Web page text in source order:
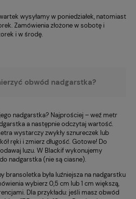
wysyłamy w poniedziałek, natomiast
Zamówienia złożone w sobotę i
i w środę.
obwód nadgarstka?
nadgarstka? Najprościej – weź metr
a następnie odczytaj wartość.
wystarczy zwykły sznureczek lub
ręki i zmierz długość. Gotowe! Do
luzu. W Blackif wykonujemy
nadgarstka (nie są ciasne).
bransoletka była luźniejsza na nadgarstku
wybierz 0,5 cm lub 1 cm większą,
Dla przykładu: jeśli masz obwód